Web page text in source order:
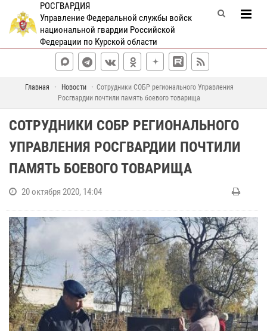
РОСГВАРДИЯ
Управление Федеральной службы войск
национальной гвардии Российской
Федерации по Курской области
Главная Новости
Сотрудники СОБР регионального Управления
Росгвардии почтили память боевого товарища
СОТРУДНИКИ СОБР РЕГИОНАЛЬНОГО
УПРАВЛЕНИЯ РОСГВАРДИИ ПОЧТИЛИ
ПАМЯТЬ БОЕВОГО ТОВАРИЩА
20 октября 2020, 14:04